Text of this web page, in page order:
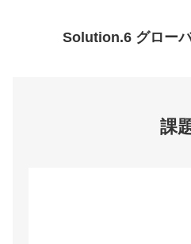
Solution.6 グロー
課